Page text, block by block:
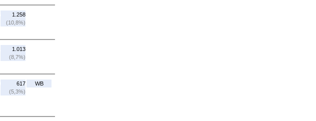
1.258
(10,8%)
1.013
(8,7%)
617
(5,3%)
WB